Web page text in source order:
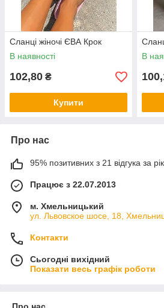
Сланці жіночі ЄВА Крок
В наявності
102,80 ₴
Купити
В
Про нас
95% позитивних з 21 відгука за рік
Працює з 22.07.2013
м. Хмельницький
ул. Львовское шосе, 18,
Контакти
Сьогодні вихідний
Показати весь графік роботи